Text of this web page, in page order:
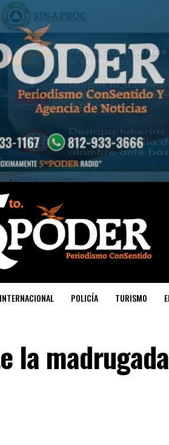
INTERNACIONAL POLICÍA TURISMO
la madrugada